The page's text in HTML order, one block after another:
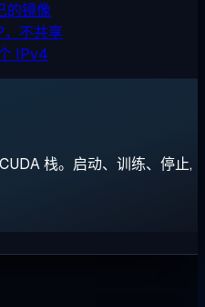
的镜像
，不共享
IPv4
栈。启动、训练、停止,